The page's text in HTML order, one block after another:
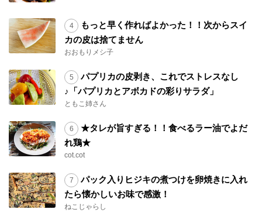
もっと早く作ればよかった！！次からスイ
カの皮は捨てません
おおもりメシ子
パプリカの皮剥き、これでストレスなし
♪「パプリカとアボカドの彩りサラダ」
ともこ姉さん
★タレが旨すぎる！！食べるラー油でよだ
れ鶏★
cot.cot
パック入りヒジキの煮つけを卵焼きに入れ
たら懐かしいお味で感激！
ねこじゃらし